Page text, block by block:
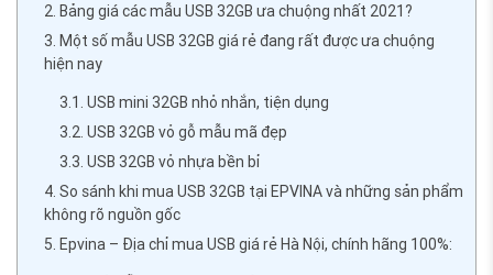
2. Bảng giá các mẫu USB 32GB ưa chuộng nhất 2021?
3. Một số mẫu USB 32GB giá rẻ đang rất được ưa chuộng
hiện nay
3.1. USB mini 32GB nhỏ nhắn, tiện dụng
3.2. USB 32GB vỏ gỗ mẫu mã đẹp
3.3. USB 32GB vỏ nhựa bền bỉ
4. So sánh khi mua USB 32GB tại EPVINA và những sản phẩm
không rõ nguồn gốc
5. Epvina – Địa chỉ mua USB giá rẻ Hà Nội, chính hãng 100%: